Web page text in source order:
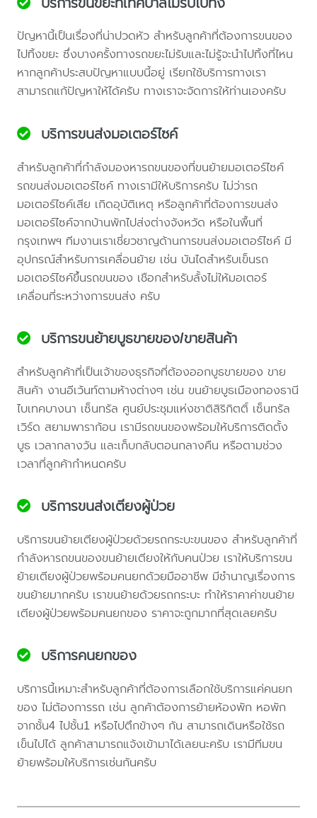
ปัญหานี้เป็นเรื่องที่น่าปวดหัว สำหรับลูกค้าที่ต้องการขนของ
ไปทิ้งขยะ ซึ่งบางครั้งทางรถขยะไม่รับและไม่รู้จะนำไปทิ้งที่ไหน
หากลูกค้าประสบปัญหาแบบนี้อยู่ เรียกใช้บริการทางเรา
สามารถแก้ปัญหาให้ได้ครับ ทางเราจะจัดการให้ท่านเองครับ
บริการขนส่งมอเตอร์ไซค์
สำหรับลูกค้าที่กำลังมองหารถขนของที่ขนย้ายมอเตอร์ไซค์
รถขนส่งมอเตอร์ไซค์ ทางเรามีให้บริการครับ ไม่ว่ารถ
มอเตอร์ไซค์เสีย เกิดอุบัติเหตุ หรือลูกค้าที่ต้องการขนส่ง
มอเตอร์ไซค์จากบ้านพักไปส่งต่างจังหวัด หรือในพื้นที่
กรุงเทพฯ ทีมงานเราเชี่ยวชาญด้านการขนส่งมอเตอร์ไซค์ มี
อุปกรณ์สำหรับการเคลื่อนย้าย เช่น บันไดสำหรับเข็นรถ
มอเตอร์ไซค์ขึ้นรถขนของ เชือกสำหรับลั้งไม่ให้มอเตอร์
เคลื่อนที่ระหว่างการขนส่ง ครับ
บริการขนย้ายบูธขายของ/ขายสินค้า
สำหรับลูกค้าที่เป็นเจ้าของธุรกิจที่ต้องออกบูธขายของ ขาย
สินค้า งานอีเว้นท์ตามห้างต่างๆ เช่น ขนย้ายบูธเมืองทองธานี
ไบเทคบางนา เซ็นทรัล ศูนย์ประชุมแห่งชาติสิริกิตติ์ เซ็นทรัล
เวิร์ด สยามพาราก้อน เรามีรถขนของพร้อมให้บริการติดตั้ง
บูธ เวลากลางวัน และเก็บกลับตอนกลางคืน หรือตามช่วง
เวลาที่ลูกค้ากำหนดครับ
บริการขนส่งเตียงผู้ป่วย
บริการขนย้ายเตียงผู้ป่วยด้วยรถกระบะขนของ สำหรับลูกค้าที่
กำลังหารถขนของขนย้ายเตียงให้กับคนป่วย เราให้บริการขน
ย้ายเตียงผู้ป่วยพร้อมคนยกด้วยมืออาชีพ มีชำนาญเรื่องการ
ขนย้ายมากครับ เราขนย้ายด้วยรถกระบะ ทำให้ราคาค่าขนย้าย
เตียงผู้ป่วยพร้อมคนยกของ ราคาจะถูกมากที่สุดเลยครับ
บริการคนยกของ
บริการนี้เหมาะสำหรับลูกค้าที่ต้องการเลือกใช้บริการแค่คนยก
ของ ไม่ต้องการรถ เช่น ลูกค้าต้องการย้ายห้องพัก หอพัก
จากชั้น4 ไปชั้น1 หรือไปตึกข้างๆ กัน สามารถเดินหรือใช้รถ
เข็นไปได้ ลูกค้าสามารถแจ้งเข้ามาได้เลยนะครับ เรามีทีมขน
ย้ายพร้อมให้บริการเช่นกันครับ